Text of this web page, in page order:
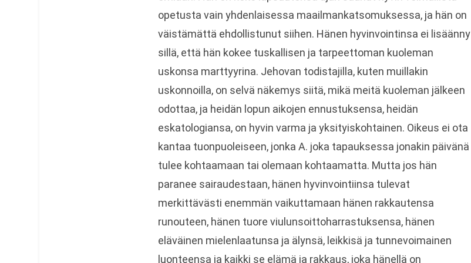
opetusta vain yhdenlaisessa maailmankatsomuksessa, ja hän on
väistämättä ehdollistunut siihen. Hänen hyvinvointinsa ei lisäänny
sillä, että hän kokee tuskallisen ja tarpeettoman kuoleman
uskonsa marttyyrina. Jehovan todistajilla, kuten muillakin
uskonnoilla, on selvä näkemys siitä, mikä meitä kuoleman jälkeen
odottaa, ja heidän lopun aikojen ennustuksensa, heidän
eskatologiansa, on hyvin varma ja yksityiskohtainen. Oikeus ei ota
kantaa tuonpuoleiseen, jonka A. joka tapauksessa jonakin päivänä
tulee kohtaamaan tai olemaan kohtaamatta. Mutta jos hän
paranee sairaudestaan, hänen hyvinvointiinsa tulevat
merkittävästi enemmän vaikuttamaan hänen rakkautensa
runouteen, hänen tuore viulunsoittoharrastuksensa, hänen
eläväinen mielenlaatunsa ja älynsä, leikkisä ja tunnevoimainen
luonteensa ja kaikki se elämä ja rakkaus, joka hänellä on